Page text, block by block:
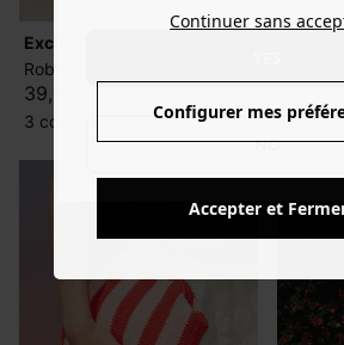
NO
exclu web
Robe en crochet et jersey
39,99 €
3 couleurs
Continuer sans
Configurer mes
Accepter et